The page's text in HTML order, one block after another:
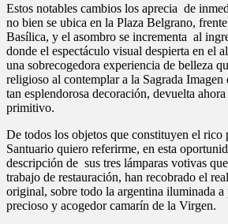
Estos notables cambios los aprecia de
no bien se ubica en la Plaza Belgrano,
Basílica, y el asombro se incrementa al
donde el espectáculo visual despierta en el
una sobrecogedora experiencia de belleza
religioso al contemplar a la Sagrada
tan esplendorosa decoración, devuelta
primitivo.
De todos los objetos que constituyen el rico
Santuario quiero referirme, en esta
descripción de sus tres lámparas votivas
trabajo de restauración, han recobrado el
original, sobre todo la argentina iluminada a
precioso y acogedor camarín de la Virgen.